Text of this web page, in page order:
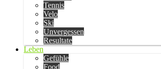
Tennis
Velo
Ski
Unvergessen
Resultate
Leben
Gefühle
Food